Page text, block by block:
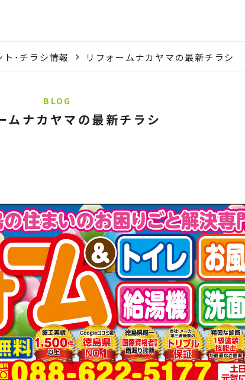
ト･チラシ情報 リフォームナカヤマの最新チラシ
BLOG
ムナカヤマの最新チラシ